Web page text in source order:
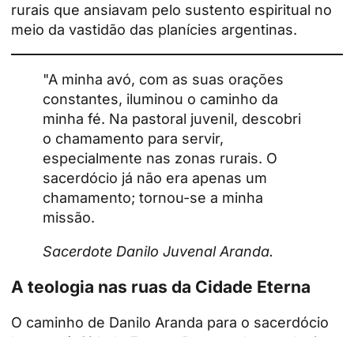
rurais que ansiavam pelo sustento espiritual no
meio da vastidão das planícies argentinas.
"A minha avó, com as suas orações
constantes, iluminou o caminho da
minha fé. Na pastoral juvenil, descobri
o chamamento para servir,
especialmente nas zonas rurais. O
sacerdócio já não era apenas um
chamamento; tornou-se a minha
missão.
Sacerdote Danilo Juvenal Aranda.
A teologia nas ruas da Cidade Eterna
O caminho de Danilo Aranda para o sacerdócio